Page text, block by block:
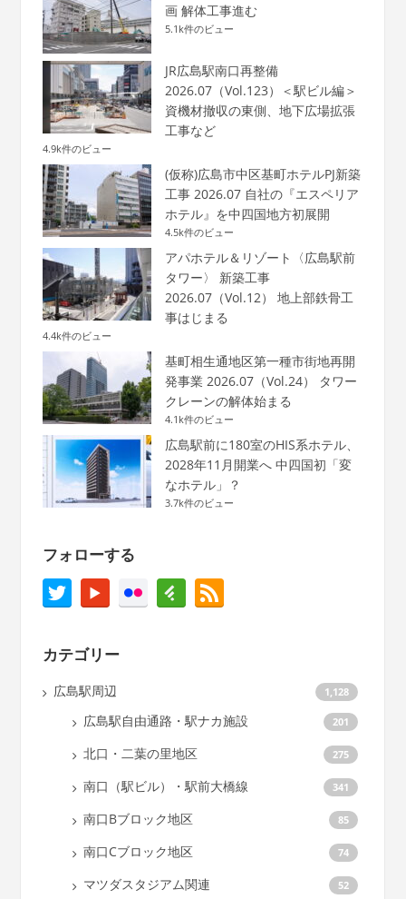
画 解体工事進む
5.1k件のビュー
JR広島駅南口再整備
2026.07（Vol.123）＜駅ビル編＞
資機材撤収の東側、地下広場拡張
工事など
4.9k件のビュー
(仮称)広島市中区基町ホテルPJ新築
工事 2026.07 自社の『エスペリア
ホテル』を中四国地方初展開
4.5k件のビュー
アパホテル＆リゾート〈広島駅前
タワー〉 新築工事
2026.07（Vol.12） 地上部鉄骨工
事はじまる
4.4k件のビュー
基町相生通地区第一種市街地再開
発事業 2026.07（Vol.24） タワー
クレーンの解体始まる
4.1k件のビュー
広島駅前に180室のHIS系ホテル、
2028年11月開業へ 中四国初「変
なホテル」？
3.7k件のビュー
フォローする
カテゴリー
広島駅周辺 1,128
広島駅自由通路・駅ナカ施設 201
北口・二葉の里地区 275
南口（駅ビル）・駅前大橋線 341
南口Bブロック地区 85
南口Cブロック地区 74
マツダスタジアム関連 52